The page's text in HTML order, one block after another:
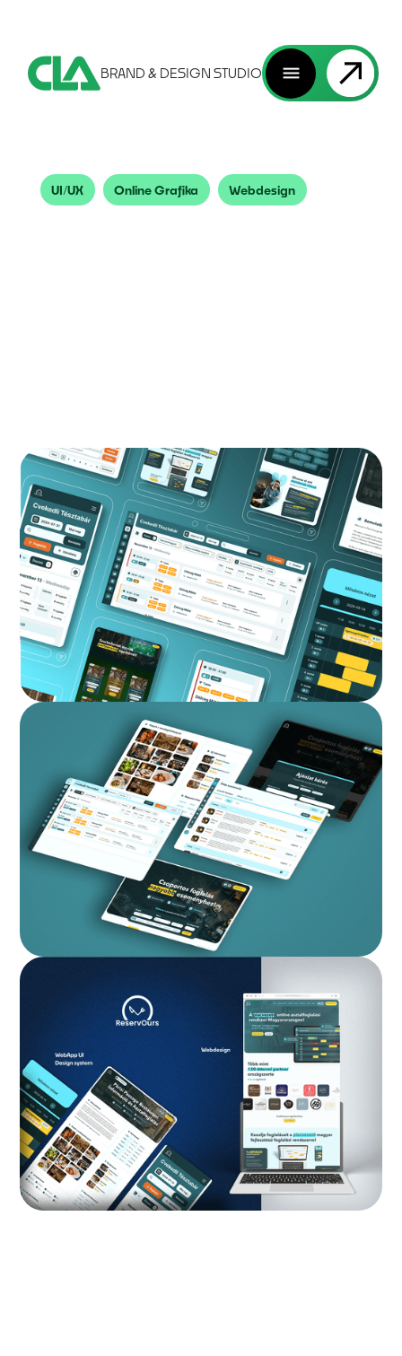
BRAND & DESIGN STUDIO
UI/UX Online Grafika Webdesign